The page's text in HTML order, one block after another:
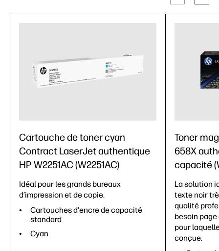
Cartouche de toner cyan
Contract LaserJet authentique
HP W2251AC (W2251AC)
Idéal pour les grands bureaux
d’impression et de copie.
Cartouches d'encre de capacité
standard
Cyan
Toner
658X
capacité
La solution
texte noir
qualité
besoin page
pour
conçue.